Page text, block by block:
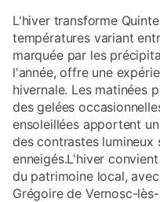
L'hiver transforme
températures variant
marquée par les
l'année, offre une
hivernale. Les matinées
des gelées
ensoleillées apportent
des contrastes lumineux
enneigés.L'hiver
du patrimoine local,
Grégoire de Vernosc-